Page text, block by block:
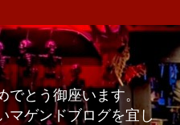
A
マ
ン
Ⅶ
へ
の
でとう御座います。
マゲンドブログを宜し